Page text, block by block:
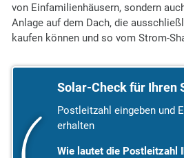
von Einfamilienhäusern, sondern
Anlage auf dem Dach, die
kaufen können und so vom Strom-
Solar-Check für Ihren
Postleitzahl eingeben und
erhalten
Wie lautet die Postleitzahl